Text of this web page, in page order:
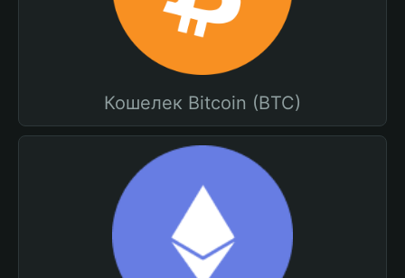
Кошелек Bitcoin (BTC)